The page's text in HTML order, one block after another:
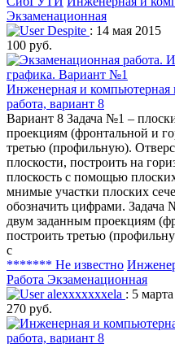
Экзаменационная
Despite : 14 мая 2015
100 руб.
Инженерная и компьютерная
работа, вариант 8
Вариант 8 Задача №1 –
проекциям (фронтальной и
третью (профильную).
плоскости, построить на
плоскость с помощью
мнимые участки плоских
обозначить цифрами.
двум заданным проекциям
построить третью
с
******* Не известно
Работа Экзаменационная
alexxxxxxxela : 5
270 руб.